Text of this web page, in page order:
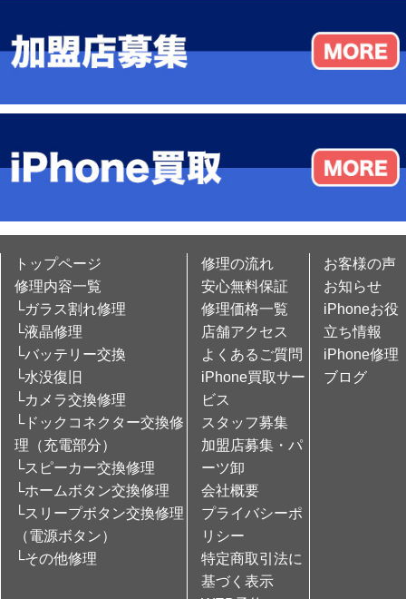
トップページ
修理内容一覧
└ガラス割れ修理
└液晶修理
└バッテリー交換
└水没復旧
└カメラ交換修理
└ドックコネクター交換修
理（充電部分）
└スピーカー交換修理
└ホームボタン交換修理
└スリープボタン交換修理
（電源ボタン）
└その他修理
修理の流れ
安心無料保証
修理価格一覧
店舗アクセス
よくあるご質問
iPhone買取サー
ビス
スタッフ募集
加盟店募集・パ
ーツ卸
会社概要
プライバシーポ
リシー
特定商取引法に
基づく表示
お客様の声
お知らせ
iPhoneお役
立ち情報
iPhone修理
ブログ